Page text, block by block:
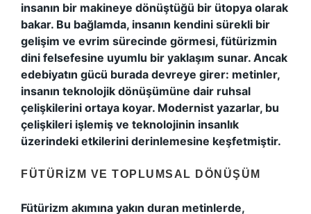
insanın bir makineye dönüştüğü bir ütopya olarak
bakar. Bu bağlamda, insanın kendini sürekli bir
gelişim ve evrim sürecinde görmesi, fütürizmin
dini felsefesine uyumlu bir yaklaşım sunar. Ancak
edebiyatın gücü burada devreye girer: metinler,
insanın teknolojik dönüşümüne dair ruhsal
çelişkilerini ortaya koyar. Modernist yazarlar, bu
çelişkileri işlemiş ve teknolojinin insanlık
üzerindeki etkilerini derinlemesine keşfetmiştir.
FÜTÜRIZM VE TOPLUMSAL DÖNÜŞÜM
Fütürizm akımına yakın duran metinlerde,